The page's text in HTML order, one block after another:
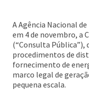
A Agência Nacional
em 4 de novembro, a
(“Consulta Pública”),
procedimentos de
fornecimento de
marco legal de
pequena escala.